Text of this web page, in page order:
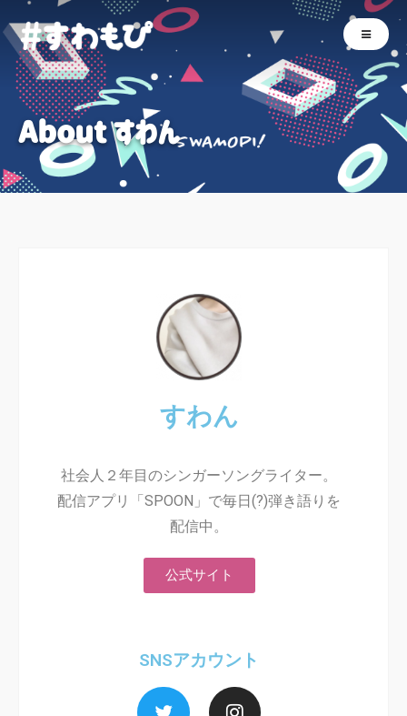
About すわん
すわん
社会人２年目のシンガーソングライター。
配信アプリ「SPOON」で毎日(?)弾き語りを
配信中。
公式サイト
SNSアカウント